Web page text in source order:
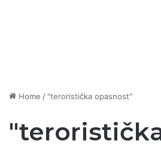
Home / "teroristička opasnost"